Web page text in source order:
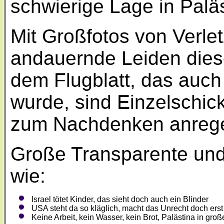
schwierige Lage in
Mit Großfotos von
andauernde Leiden
dem Flugblatt, das
wurde, sind
zum Nachdenken
Große Transparente
wie:
Israel tötet Kinder, das sieht doch auch ein Blinder
USA steht da so kläglich, macht das Unrecht doch
Keine Arbeit, kein Wasser, kein Brot, Palästina in